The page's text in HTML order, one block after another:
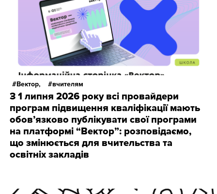
Вектор, вчителям
З 1 липня 2026 року всі провайдери
програм підвищення кваліфікації мають
обов’язково публікувати свої програми
на платформі “Вектор”: розповідаємо,
що змінюється для вчительства та
освітніх закладів